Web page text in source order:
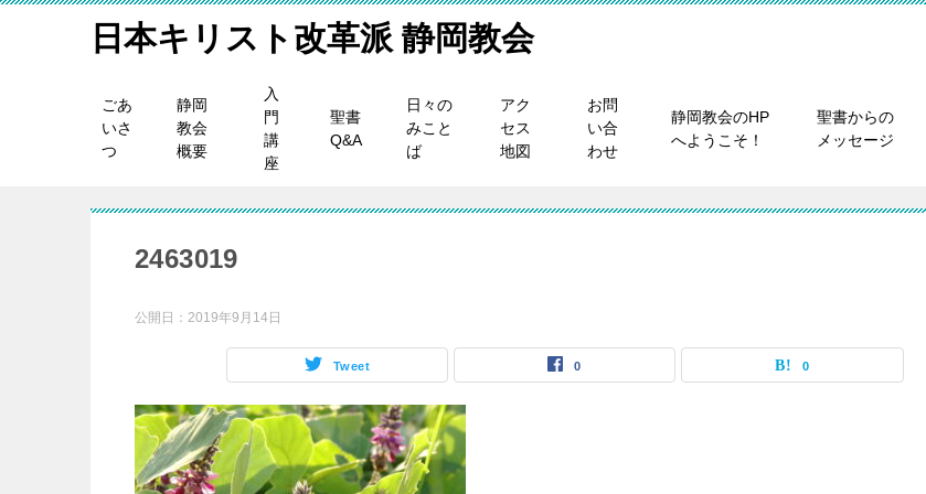
日本キリスト改革派 静岡教会
ごあ
いさ
つ
静岡
教会
概要
入
門
講
座
聖書
Q&A
日々の
みこと
ば
アク
セス
地図
お問
い合
わせ
静岡教会のHP
へようこそ！
聖書からの
メッセージ
2463019
公開日： 2019年9月14日
Tweet 0 0